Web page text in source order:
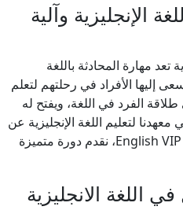
الإنجليزية وآلية
تعد مهارة المحادثة باللغة
إليها الأفراد في رحلتهم لتعلم
الفرد في اللغة، ويفتح له
لتعليم اللغة الإنجليزية عن
بعد، والمقدم عبر موقعنا وتطبيقنا English VIP، نقدم دورة متميزة
اللغة الانجليزية